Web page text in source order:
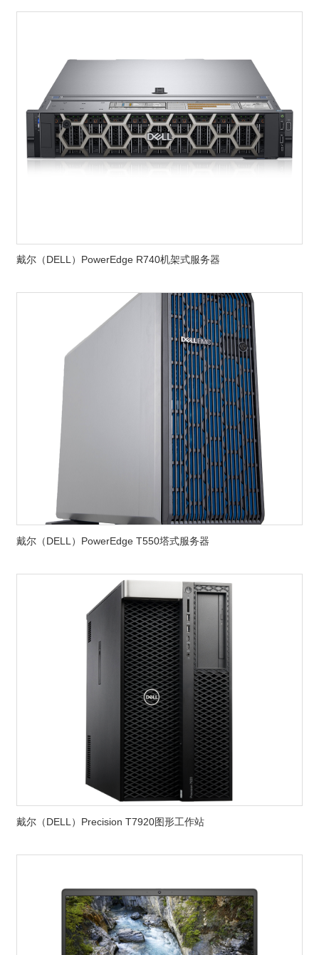
戴尔（DELL）PowerEdge R740机架式服务器
戴尔（DELL）PowerEdge T550塔式服务器
戴尔（DELL）Precision T7920图形工作站